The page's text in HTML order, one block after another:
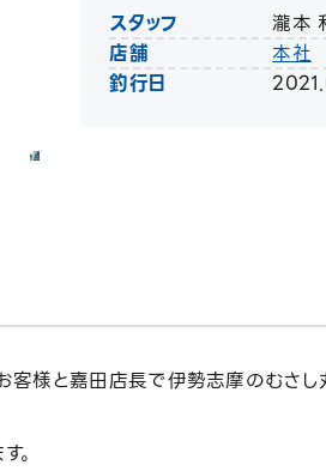
スタッフ
瀧本
店舗
本社
釣行日
様と嘉田店長で伊勢志摩のむさし
。